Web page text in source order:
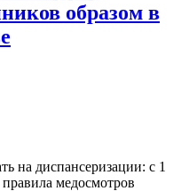
образом в
на диспансеризации: с 1
медосмотров